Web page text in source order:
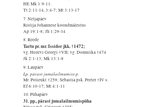
HE Mk 1:9-11.
Tt 2:11-14, 3:4-7; Mt 3:13-17
7. Neljapäev
Ristija Johannese koondmälestus
Ap 19:1-8; Jh 1:29-34
8. Reede
Tartu pr. mr. Issidor jkk. †1472;
vg. Hozevi Georgi †VII; vg. Domniika †474
Jk 2:1-13; Mk 13:1-8
9. Laupäev
Lp. pärast jumalailmumise p.
Mr. Polieukt †259; Sebastia psk. Peeter †IV s.
Ef 6:10-17; Mt 4:1-11
10. Pühapäev
31. pp., pärast jumalailmumispüha